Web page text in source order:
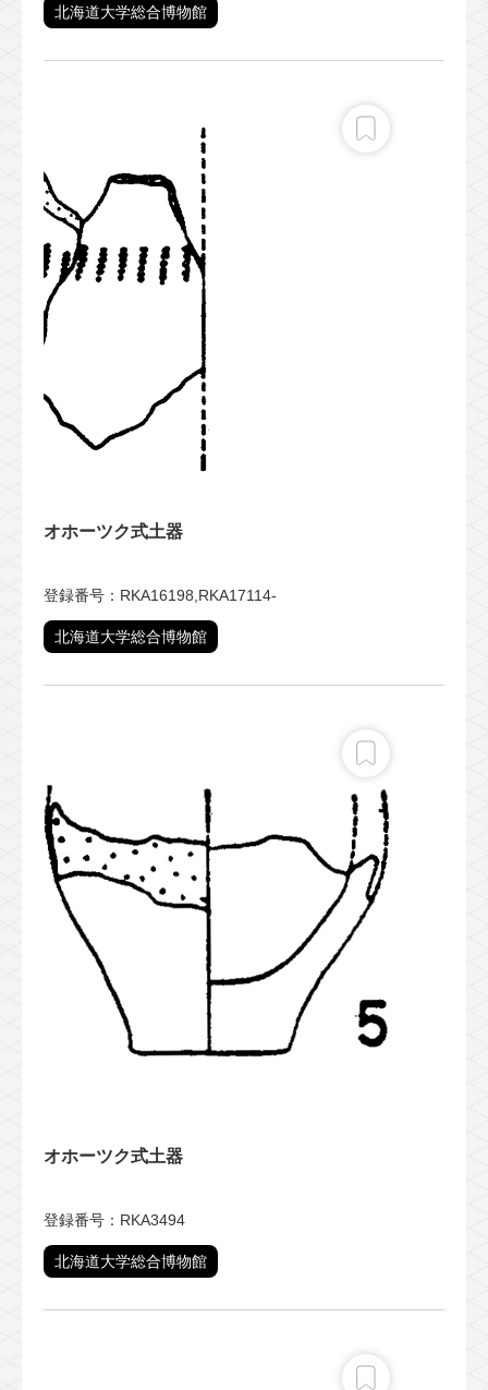
北海道大学総合博物館
オホーツク式土器
登録番号：RKA16198,RKA17114-
北海道大学総合博物館
オホーツク式土器
登録番号：RKA3494
北海道大学総合博物館